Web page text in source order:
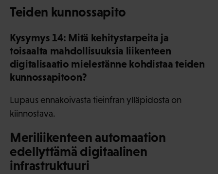
Teiden kunnossapito
Kysymys 14: Mitä kehitystarpeita ja
toisaalta mahdollisuuksia liikenteen
digitalisaatio mielestänne kohdistaa teiden
kunnossapitoon?
Lupaus ennakoivasta tieinfran ylläpidosta on
kiinnostava.
Meriliikenteen automaation
edellyttämä digitaalinen
infrastruktuuri